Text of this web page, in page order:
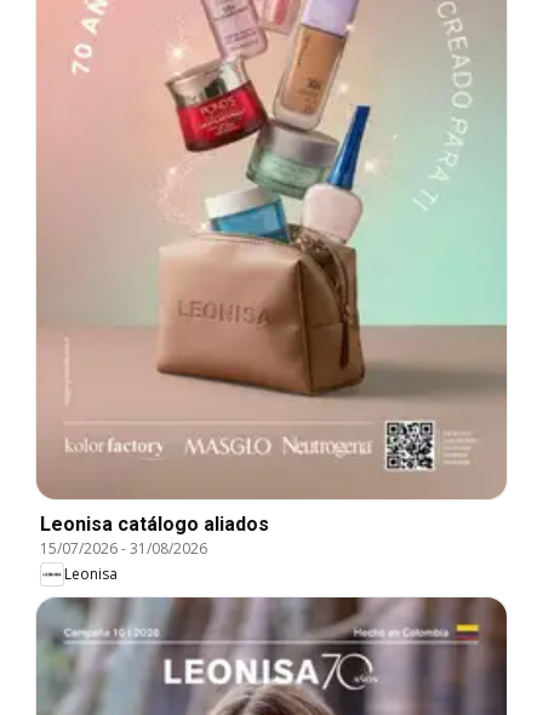
Leonisa catálogo aliados
15/07/2026-31/08/2026
Leonisa